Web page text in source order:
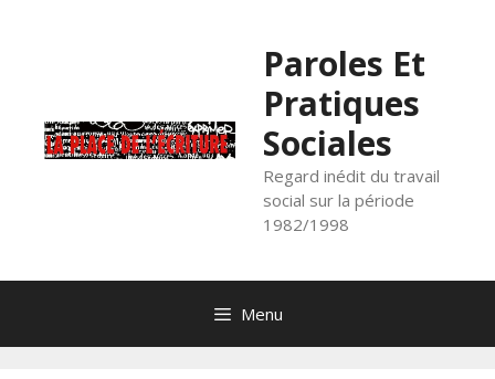
Paroles Et
Pratiques
Sociales
Regard inédit du travail
social sur la période
1982/1998
Menu